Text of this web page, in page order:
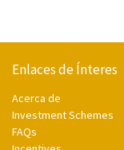
Enlaces de Ínteres
Acerca de
Investment Schemes
FAQs